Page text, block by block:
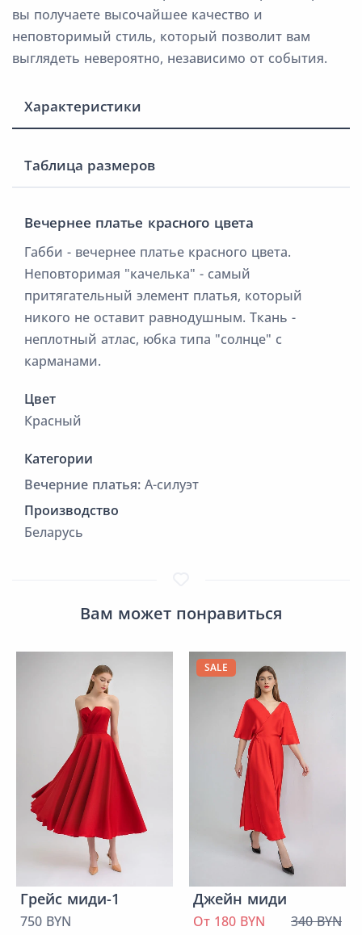
вы получаете высочайшее качество и
неповторимый стиль, который позволит вам
выглядеть невероятно, независимо от события.
Характеристики
Таблица размеров
Вечернее платье красного цвета
Габби - вечернее платье красного цвета.
Неповторимая "качелька" - самый
притягательный элемент платья, который
никого не оставит равнодушным. Ткань -
неплотный атлас, юбка типа "солнце" с
карманами.
Цвет
Красный
Категории
Вечерние платья: А-силуэт
Производство
Беларусь
Вам может понравиться
Грейс миди-1
750 BYN
SALE
Джейн миди
От 180 BYN 340 BYN